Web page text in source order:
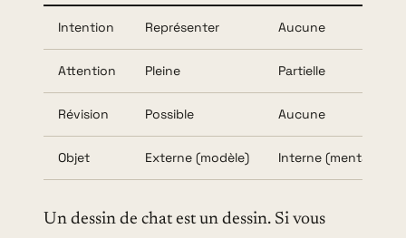
Intention Représenter Aucune
Attention Pleine Partielle
Révision Possible Aucune
Objet Externe (modèle) Interne (mental)
Un dessin de chat est un dessin. Si vous